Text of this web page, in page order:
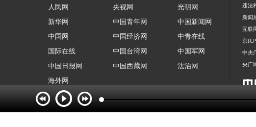
人民网
新华网
中国网
国际在线
中国日报网
海外网
央视网
中国青年网
中国经济网
中国台湾网
中国西藏网
光明网
中国新闻网
中青在线
中国军网
法治网
违法
新闻
互联
京
中央
央广